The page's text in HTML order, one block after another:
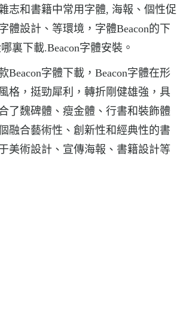
志和書籍中常用字體, 海報、個性促
體設計、等環境，字體Beacon的下
裏下載.Beacon字體安裝。
Beacon字體下載，Beacon字體在形
格，挺勁犀利，轉折剛健雄強，具
了魏碑體、瘦金體、行書和裝飾體
融合藝術性、創新性和經典性的書
美術設計、宣傳海報、書籍設計等